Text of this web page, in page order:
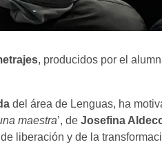
, producidos por el
del área de Lenguas, ha
maestra’, de Josefina
liberación y de la